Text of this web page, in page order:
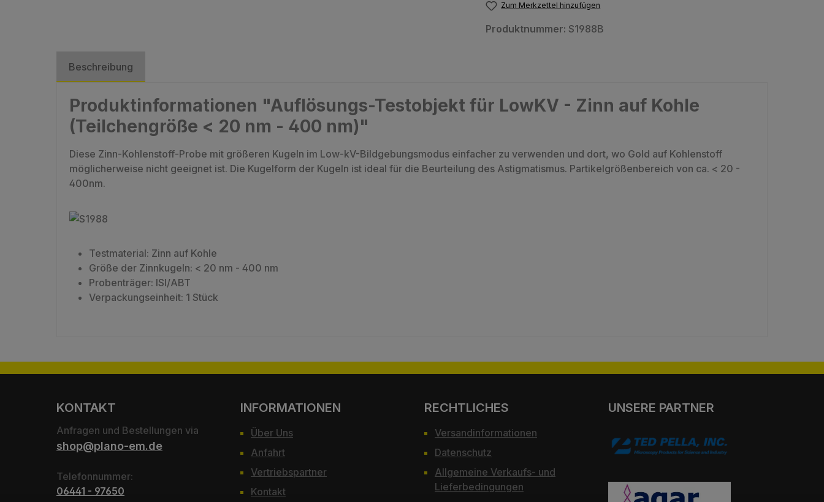
Zum Merkzettel hinzufügen
Produktnummer: S1988B
Beschreibung
Produktinformationen "Auflösungs-Testobjekt für LowKV - Zinn auf Kohle
(Teilchengröße < 20 nm - 400 nm)"
Diese Zinn-Kohlenstoff-Probe mit größeren Kugeln im Low-kV-Bildgebungsmodus einfacher zu verwenden und dort, wo Gold auf Kohlenstoff
möglicherweise nicht geeignet ist. Die Kugelform der Kugeln ist ideal für die Beurteilung des Astigmatismus. Partikelgrößenbereich von ca. < 20 -
400nm.
Testmaterial: Zinn auf Kohle
Größe der Zinnkugeln: < 20 nm - 400 nm
Probenträger: ISI/ABT
Verpackungseinheit: 1 Stück
KONTAKT
Anfragen und Bestellungen via
shop@plano-em.de
Telefonnummer:
06441 - 97650
INFORMATIONEN
Über Uns
Anfahrt
Vertriebspartner
Kontakt
RECHTLICHES
Versandinformationen
Datenschutz
Allgemeine Verkaufs- und
Lieferbedingungen
UNSERE PARTNER